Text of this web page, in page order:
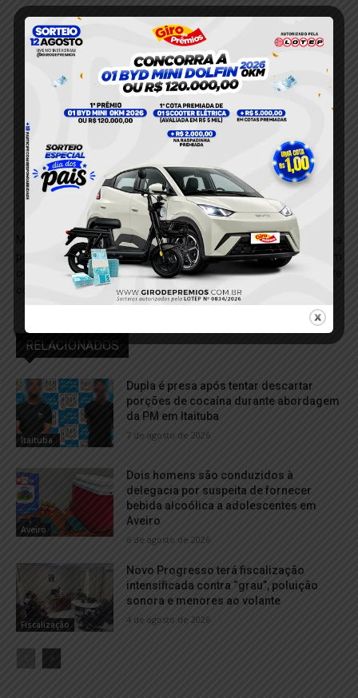
Mulher é flagrada com 22
porções de cocaína durante
operação da PM em
comunidade de Itaituba
Como construir uma rotina
de decisões acertadas sem
depender de sorte
RELACIONADOS
Itaituba
Dupla é presa após tentar descartar
porções de cocaína durante abordagem
da PM em Itaituba
7 de agosto de 2026
Aveiro
Dois homens são conduzidos à
delegacia por suspeita de fornecer
bebida alcoólica a adolescentes em
Aveiro
6 de agosto de 2026
Fiscalização
Novo Progresso terá fiscalização
intensificada contra “grau”, poluição
sonora e menores ao volante
4 de agosto de 2026